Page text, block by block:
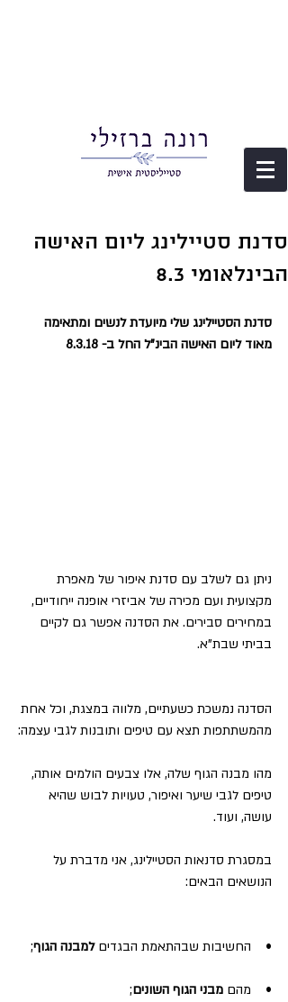
סדנת סטיילינג ליום האישה
הבינלאומי 8.3
סדנת הסטיילינג שלי מיועדת לנשים ומתאימה
מאוד ליום האישה הבינ"ל החל ב- 8.3.18
ניתן גם לשלב עם סדנת איפור של מאפרת
מקצועית ועם מכירה של אביזרי אופנה ייחודיים,
במחירים סבירים. את הסדנה אפשר גם לקיים
בביתי שבת"א.
הסדנה נמשכת כשעתיים, מלווה במצגת, וכל אחת
מהמשתתפות תצא עם טיפים ותובנות לגבי עצמה:
מהו מבנה הגוף שלה, אלו צבעים הולמים אותה,
טיפים לגבי שיער ואיפור, טעויות לבוש שהיא
עושה, ועוד.
במסגרת סדנאות הסטיילינג, אני מדברת על
הנושאים הבאים:
•    החשיבות שבהתאמת הבגדים למבנה הגוף;
•    מהם מבני הגוף השונים;